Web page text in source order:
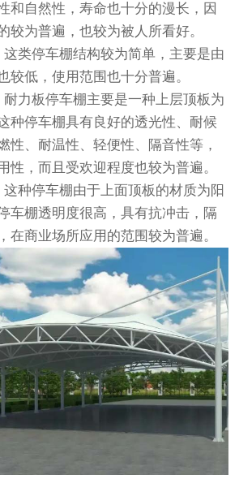
和自然性，寿命也十分的漫长，因
较为普遍，也较为被人所看好。
这类停车棚结构较为简单，主要是由
较低，使用范围也十分普遍。
耐力板停车棚主要是一种上层顶板为
种停车棚具有良好的透光性、耐候
性、耐温性、轻便性、隔音性等，
性，而且受欢迎程度也较为普遍。
这种停车棚由于上面顶板的材质为阳
车棚透明度很高，具有抗冲击，隔
在商业场所应用的范围较为普遍。